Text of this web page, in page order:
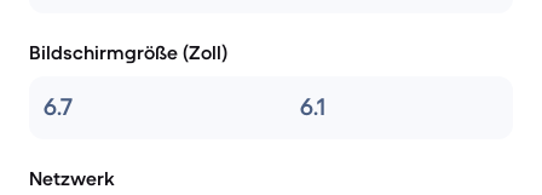
Bildschirmgröße (Zoll)
6.7 6.1
Netzwerk